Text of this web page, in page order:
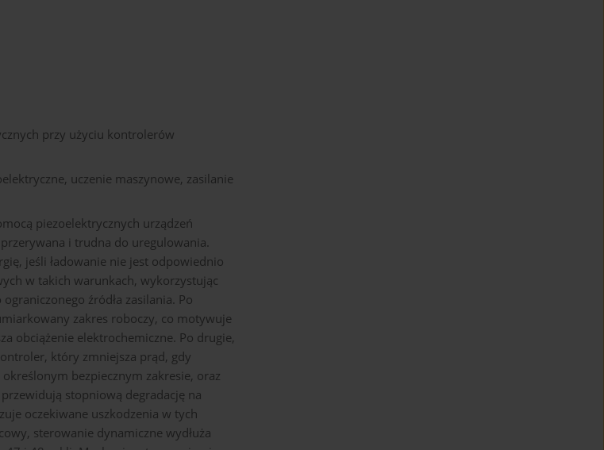
przy użyciu kontrolerów
uczenie maszynowe, zasilanie
piezoelektrycznych urządzeń
i trudna do uregulowania.
jeśli ładowanie nie jest odpowiednio
w takich warunkach, wykorzystując
źródła zasilania. Po
zakres roboczy, co motywuje
obciążenie elektrochemiczne. Po drugie,
który zmniejsza prąd, gdy
bezpiecznym zakresie, oraz
stopniową degradację na
oczekiwane uszkodzenia w tych
sterowanie dynamiczne wydłuża